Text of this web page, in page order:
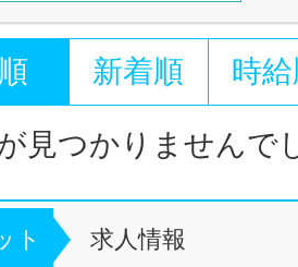
新着順 時
見つかりませんで
ト 求人情報